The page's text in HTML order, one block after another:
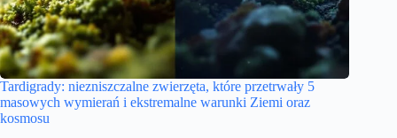
Tardigrady: niezniszczalne zwierzęta, które przetrwały 5
masowych wymierań i ekstremalne warunki Ziemi oraz
kosmosu